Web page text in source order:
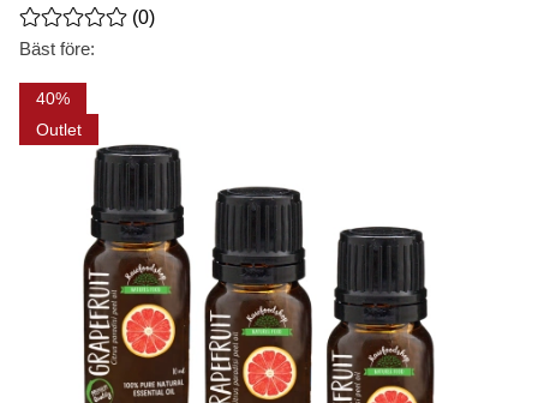
Medelbetyg 0 av 5 Antal betyg 0
(0)
Bäst före:
40
Outlet
Produktbilder Grapefrukt Eterisk Olja 10ml x 3 flaskor